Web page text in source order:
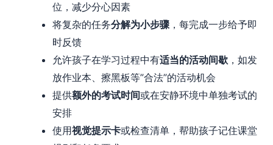
位，减少分心因素
将复杂的任务分解为小步骤，每完成一步给予即
时反馈
允许孩子在学习过程中有适当的活动间歇 ，如发
放作业本、擦黑板等”合法”的活动机会
提供额外的考试时间或在安静环境中单独考试的
安排
使用视觉提示卡或检查清单，帮助孩子记住课堂